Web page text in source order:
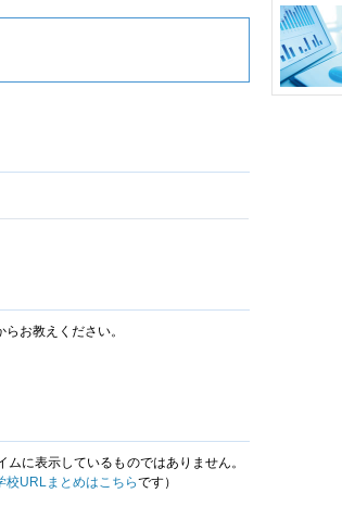
らお教えください。
に表示しているものではありません。
校URLまとめはこちらです）